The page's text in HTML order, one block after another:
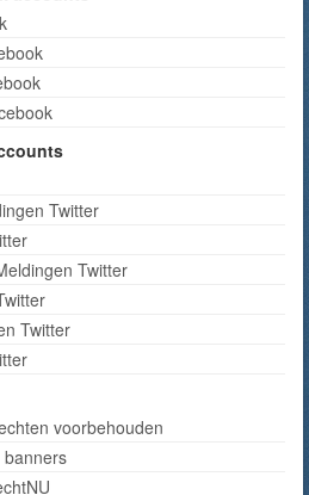
Twitter
Twitter
Twitter
voorbehouden
banners